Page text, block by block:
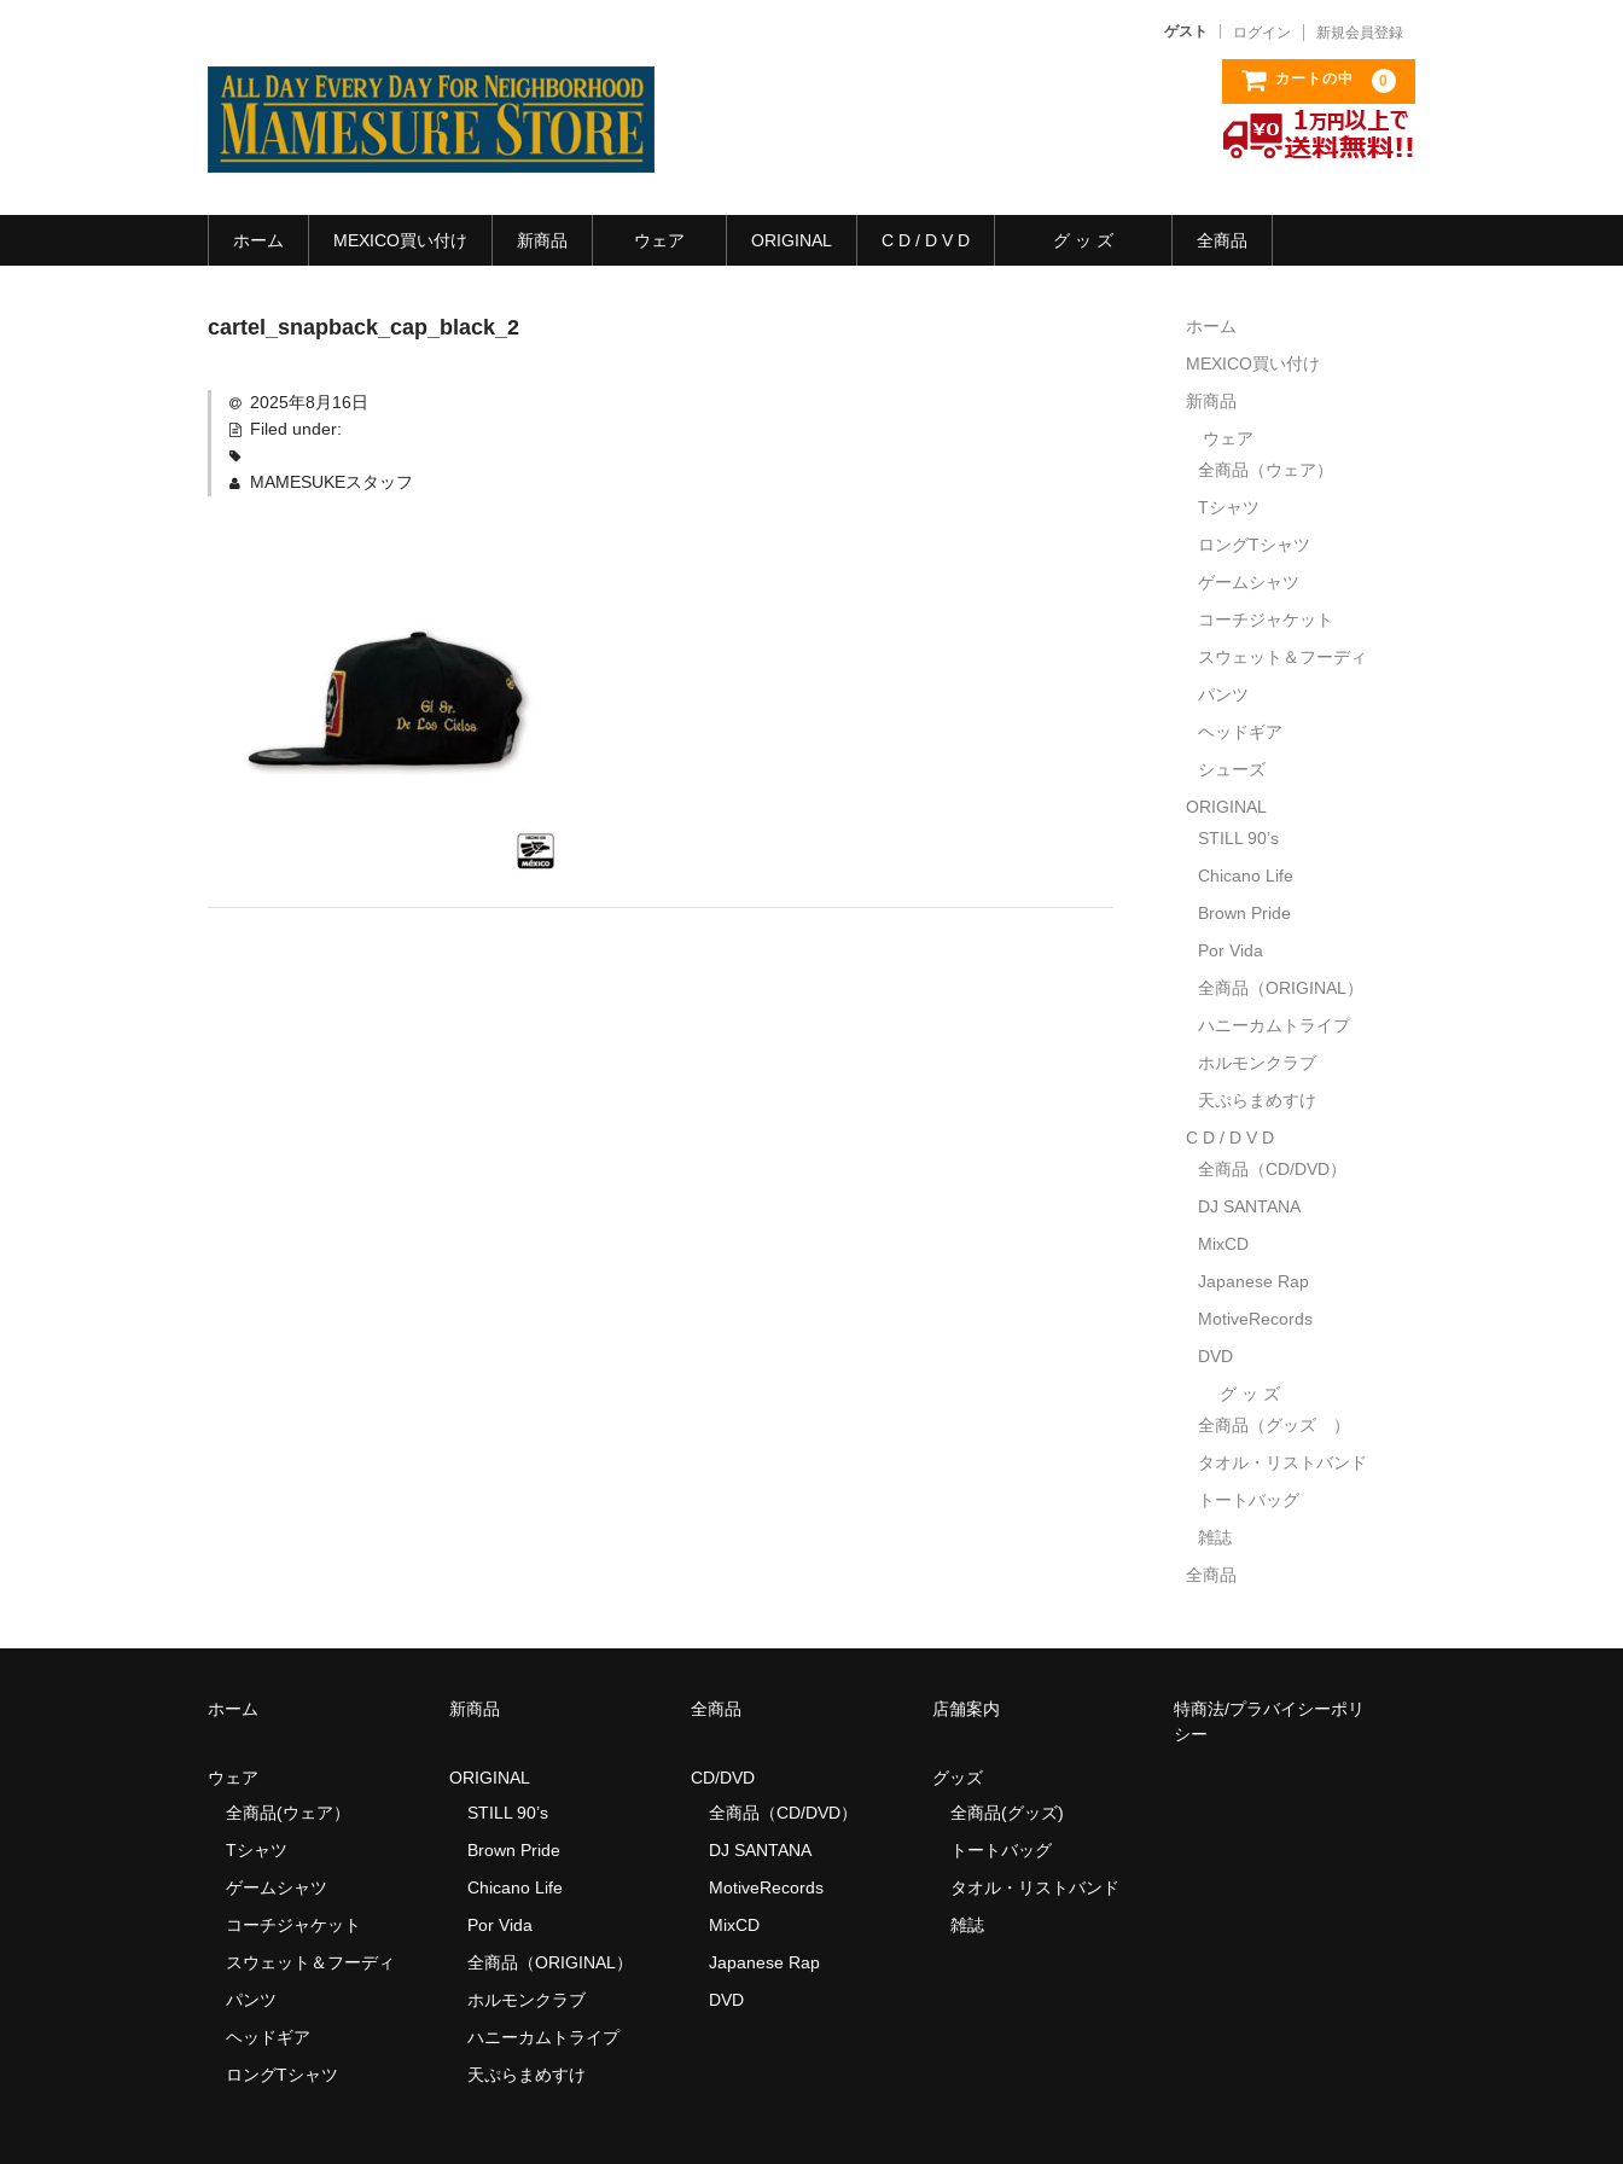
ゲスト ログイン 新規会員登録
カートの中 0
ホーム MEXICO買い付け 新商品 ウェア ORIGINAL C D / D V D グ ッ ズ 全商品
cartel_snapback_cap_black_2
2025年8月16日
Filed under:
MAMESUKEスタッフ
ホーム
MEXICO買い付け
新商品
ウェア
全商品（ウェア）
Tシャツ
ロングTシャツ
ゲームシャツ
コーチジャケット
スウェット＆フーディ
パンツ
ヘッドギア
シューズ
ORIGINAL
STILL 90’s
Chicano Life
Brown Pride
Por Vida
全商品（ORIGINAL）
ハニーカムトライプ
ホルモンクラブ
天ぷらまめすけ
C D / D V D
全商品（CD/DVD）
DJ SANTANA
MixCD
Japanese Rap
MotiveRecords
DVD
グ ッ ズ
全商品（グッズ ）
タオル・リストバンド
トートバッグ
雑誌
全商品
ホーム 新商品 全商品 店舗案内
特商法/プラバイシーポリ
シー
ウェア
全商品(ウェア）
Tシャツ
ゲームシャツ
コーチジャケット
スウェット＆フーディ
パンツ
ヘッドギア
ロングTシャツ
ORIGINAL
STILL 90’s
Brown Pride
Chicano Life
Por Vida
全商品（ORIGINAL）
ホルモンクラブ
ハニーカムトライプ
天ぷらまめすけ
CD/DVD
全商品（CD/DVD）
DJ SANTANA
MotiveRecords
MixCD
Japanese Rap
DVD
グッズ
全商品(グッズ)
トートバッグ
タオル・リストバンド
雑誌